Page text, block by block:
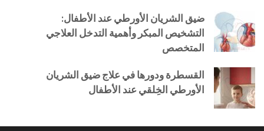
ضيق الشريان الأورطي عند الأطفال:
التشخيص المبكر وأهمية التدخل العلاجي
المتخصص
القسطرة ودورها في علاج ضيق الشريان
الأورطي الخِلقي عند الأطفال